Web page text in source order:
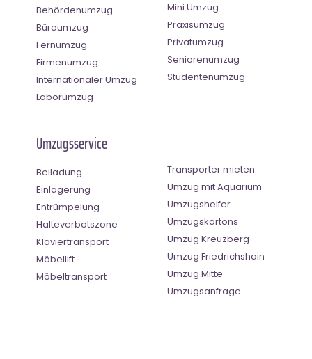
Behördenumzug
Büroumzug
Fernumzug
Firmenumzug
Internationaler Umzug
Laborumzug
Mini Umzug
Praxisumzug
Privatumzug
Seniorenumzug
Studentenumzug
Umzugsservice
Beiladung
Einlagerung
Entrümpelung
Halteverbotszone
Klaviertransport
Möbellift
Möbeltransport
Transporter mieten
Umzug mit Aquarium
Umzugshelfer
Umzugskartons
Umzug Kreuzberg
Umzug Friedrichshain
Umzug Mitte
Umzugsanfrage